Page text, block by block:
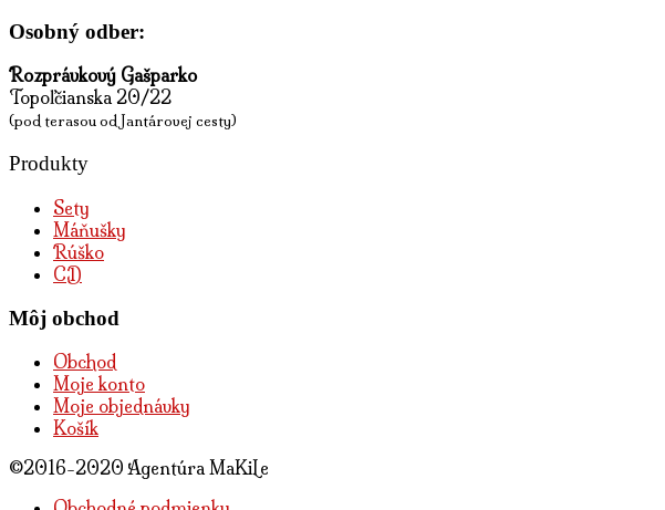
Osobný odber:
Rozprávkový Gašparko
Topoľčianska 20/22
(pod terasou od Jantárovej cesty)
Produkty
Sety
Máňušky
Rúško
CD
Môj obchod
Obchod
Moje konto
Moje objednávky
Košík
©2016-2020 Agentúra MaKiLe